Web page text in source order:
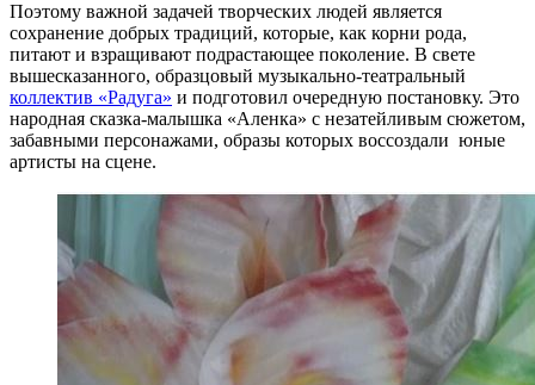
Поэтому важной задачей творческих людей является
сохранение добрых традиций, которые, как корни рода,
питают и взращивают подрастающее поколение. В свете
вышесказанного, образцовый музыкально-театральный
коллектив «Радуга» и подготовил очередную постановку. Это
народная сказка-малышка «Аленка» с незатейливым сюжетом,
забавными персонажами, образы которых воссоздали юные
артисты на сцене.